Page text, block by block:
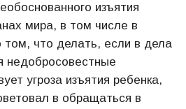
изъятия
мира, в том числе в
том, что делать, если в дела
недобросовестные
угроза изъятия ребенка,
в обращаться в